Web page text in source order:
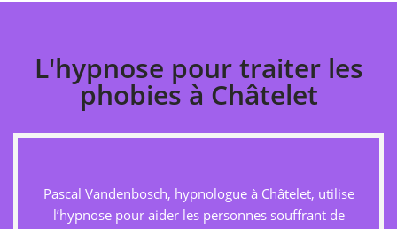
L'hypnose pour traiter les
phobies à Châtelet
Pascal Vandenbosch, hypnologue à Châtelet, utilise
l’hypnose pour aider les personnes souffrant de